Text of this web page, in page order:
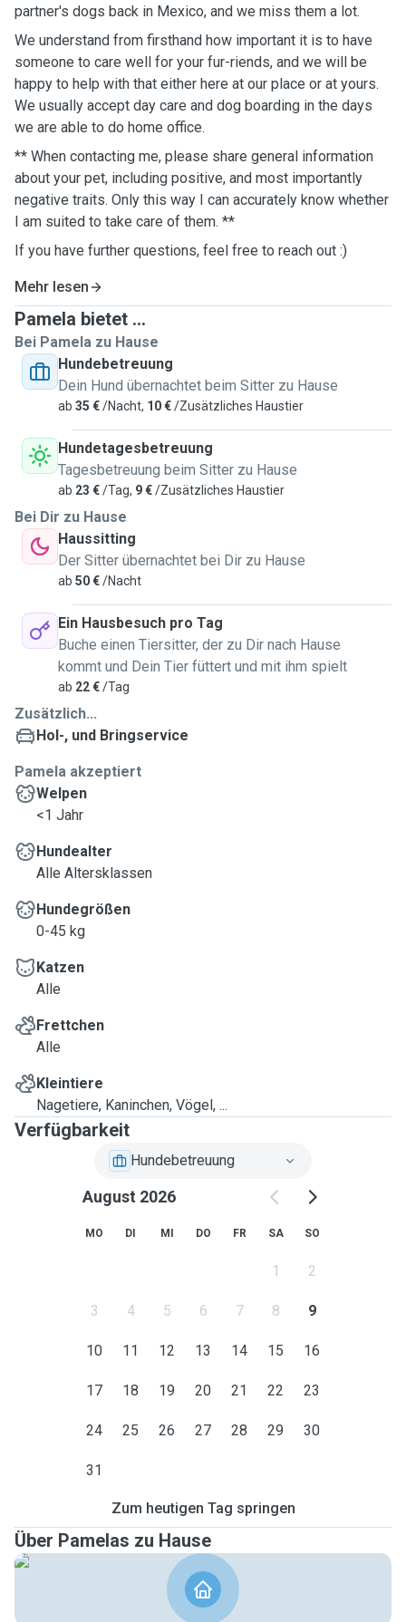
partner's dogs back in Mexico, and we miss them a lot.
We understand from firsthand how important it is to have
someone to care well for your fur-riends, and we will be
happy to help with that either here at our place or at yours.
We usually accept day care and dog boarding in the days
we are able to do home office.
** When contacting me, please share general information
about your pet, including positive, and most importantly
negative traits. Only this way I can accurately know whether
I am suited to take care of them. **
If you have further questions, feel free to reach out :)
Mehr lesen
Pamela bietet ...
Bei Pamela zu Hause
Hundebetreuung
Dein Hund übernachtet beim Sitter zu Hause
ab 35 €/Nacht, 10 €/Zusätzliches Haustier
Hundetagesbetreuung
Tagesbetreuung beim Sitter zu Hause
ab 23 €/Tag, 9 €/Zusätzliches Haustier
Bei Dir zu Hause
Haussitting
Der Sitter übernachtet bei Dir zu Hause
ab 50 €/Nacht
Ein Hausbesuch pro Tag
Buche einen Tiersitter, der zu Dir nach Hause
kommt und Dein Tier füttert und mit ihm spielt
ab 22 €/Tag
Zusätzlich...
Hol-, und Bringservice
Pamela akzeptiert
Welpen
<1 Jahr
Hundealter
Alle Altersklassen
Hundegrößen
0-45 kg
Katzen
Alle
Frettchen
Alle
Kleintiere
Nagetiere, Kaninchen, Vögel, ...
Verfügbarkeit
Hundebetreuung
August 2026
MO DI MI DO FR SA SO
1 2
3 4 5 6 7 8 9
10 11 12 13 14 15 16
17 18 19 20 21 22 23
24 25 26 27 28 29 30
31
Zum heutigen Tag springen
Über Pamelas zu Hause